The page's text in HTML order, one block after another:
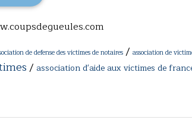
de defense des victimes de notaires / association de
/ association d'aide aux victimes de